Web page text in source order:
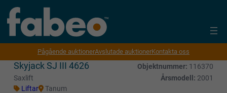
Pågående auktionerAvslutade auktionerKontakta oss
Skyjack SJ III 4626 Objektnummer: 116370
Saxlift
Årsmodell: 2001
Liftar
Tanum